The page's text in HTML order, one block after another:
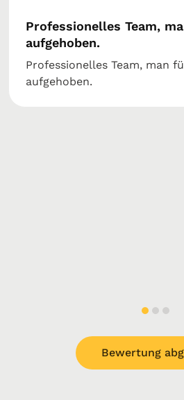
Professionelles Team,
aufgehoben.
Professionelles Team, man
aufgehoben.
Bewertung